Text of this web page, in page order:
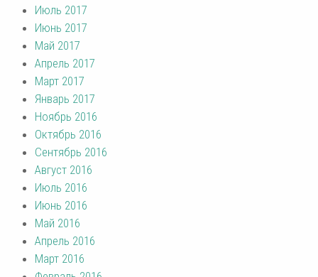
Июль 2017
Июнь 2017
Май 2017
Апрель 2017
Март 2017
Январь 2017
Ноябрь 2016
Октябрь 2016
Сентябрь 2016
Август 2016
Июль 2016
Июнь 2016
Май 2016
Апрель 2016
Март 2016